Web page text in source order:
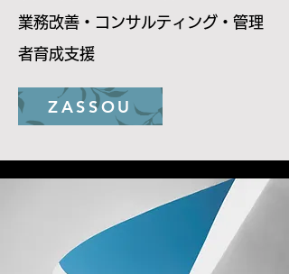
​業務改善・コンサルティング・管理
者育成支援
ZASSOU